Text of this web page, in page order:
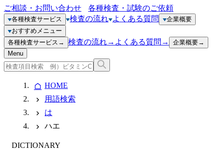
ご相談・お問い合わせ 各種検査・試験のご依頼
各種検査サービス 検査の流れ よくある質問
企業概要
おすすめメニュー
各種検査サービス → 検査の流れ→ よくある質問 → 企業概要→
Menu
HOME
用語検索
は
ハエ
DICTIONARY